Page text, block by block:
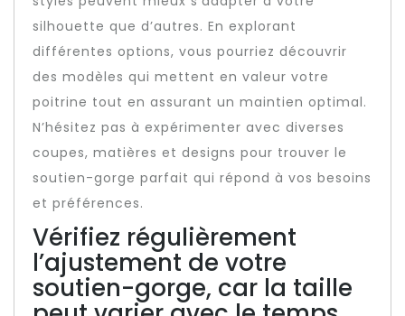
silhouette que d’autres. En explorant
différentes options, vous pourriez découvrir
des modèles qui mettent en valeur votre
poitrine tout en assurant un maintien optimal.
N’hésitez pas à expérimenter avec diverses
coupes, matières et designs pour trouver le
soutien-gorge parfait qui répond à vos besoins
et préférences.
Vérifiez régulièrement
l’ajustement de votre
soutien-gorge, car la taille